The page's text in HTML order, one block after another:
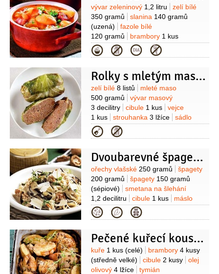
Suroviny
vývar zeleninový 1,2 litru
zelí bílé
350 gramů
slanina 140 gramů
(uzená)
fazole bílé
120 gramů
brambory 1 kus
(nastrouhaná)
cibule1 kus
1/2lžíce (škvařené)
česnek
Kategorie
Rolky s mletým masem
Suroviny
zelí bílé 8 listů
mleté maso
500 gramů
vývar masový
3 decilitry
cibule 1 kus
vejce
1 kus
strouhanka 3 lžíce
sádlo
2 lžíce
olej
2 stroužky
Kategorie
Dvoubarevné špagety s ořechovou omáčkou
Suroviny
ořechy vlašské 250 gramů
špagety
200 gramů
špagety 150 gramů
(sépiové)
smetana na šlehání
1,2 decilitru
cibule 1 kus
máslo
pomazánkové50 gramů
Parmezán50 gramů
olej olivový
Kategorie
Pečené kuřecí kousky na česneku
Suroviny
kuře 1 kus (celé) brambory 4 kusy
(středně velké)
cibule 2 kusy
olej
olivový 4 lžíce
tymián